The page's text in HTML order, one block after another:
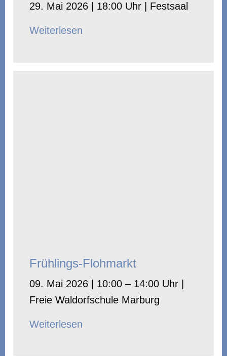
29. Mai 2026 | 18:00 Uhr | Festsaal
Weiterlesen
Frühlings-Flohmarkt
09. Mai 2026 | 10:00 – 14:00 Uhr |
Freie Waldorfschule Marburg
Weiterlesen